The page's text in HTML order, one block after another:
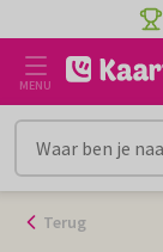
naar
inhoud
MENU
Terug